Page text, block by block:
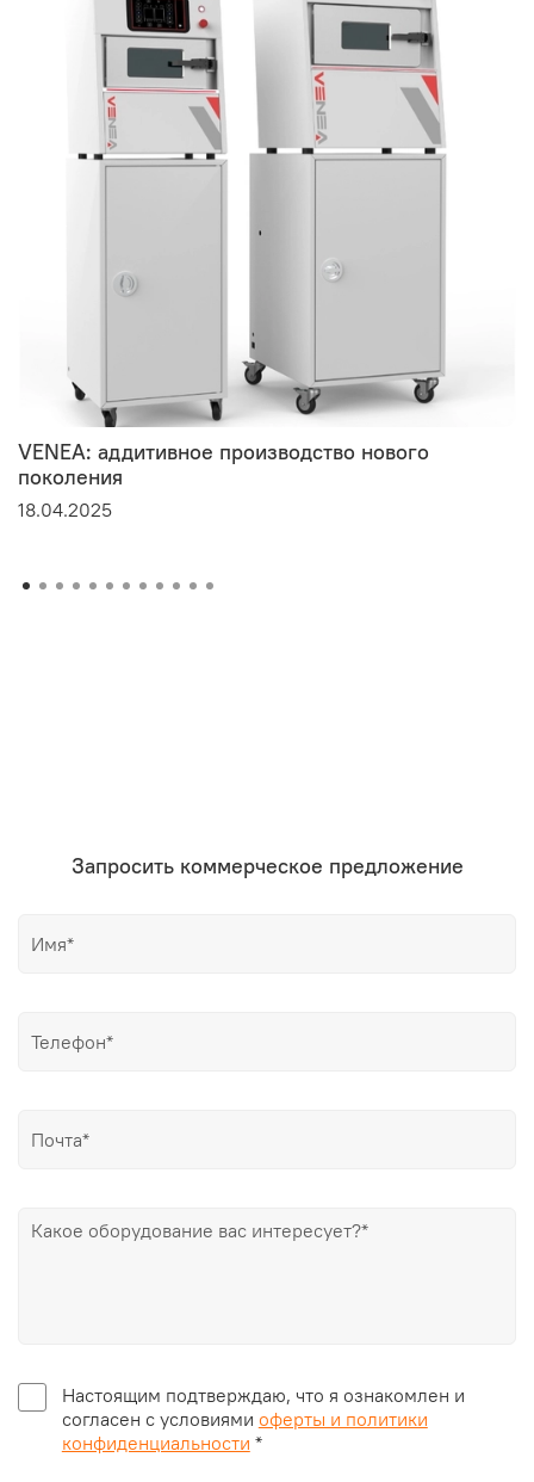
VENEA: аддитивное производство нового
поколения
18.04.2025
Запросить коммерческое предложение
Настоящим подтверждаю, что я ознакомлен и
согласен с условиями оферты и политики
конфиденциальности *